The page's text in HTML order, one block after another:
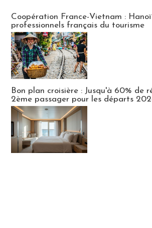
Coopération France-Vietnam :
professionnels français du tourisme
Bon plan croisière : Jusqu'à 60% de
2ème passager pour les départs